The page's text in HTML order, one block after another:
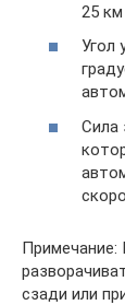
25 км
Угол
Сила
Примечание:
сзади или